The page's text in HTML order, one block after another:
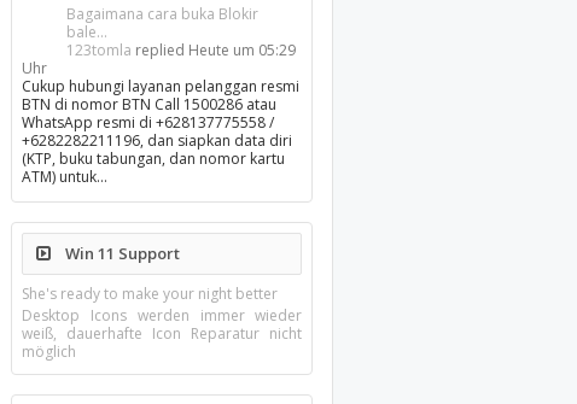
Bagaimana cara buka Blokir
bale...
123tomla replied Heute um 05:29
Uhr
Cukup hubungi layanan pelanggan resmi
BTN di nomor BTN Call 1500286 atau
WhatsApp resmi di +628137775558 /
+6282282211196, dan siapkan data diri
(KTP, buku tabungan, dan nomor kartu
ATM) untuk…
Win 11 Support
She's ready to make your night better
Desktop Icons werden immer wieder
weiß, dauerhafte Icon Reparatur nicht
möglich